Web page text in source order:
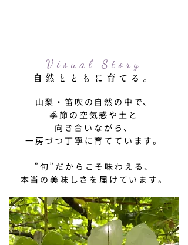
Visual Story
自然とともに育てる。
山梨・笛吹の自然の中で、
季節の空気感や土と
向き合いながら、
一房づつ丁寧に育てています。
”旬”だからこそ味わえる、
本当の美味しさを届けています。